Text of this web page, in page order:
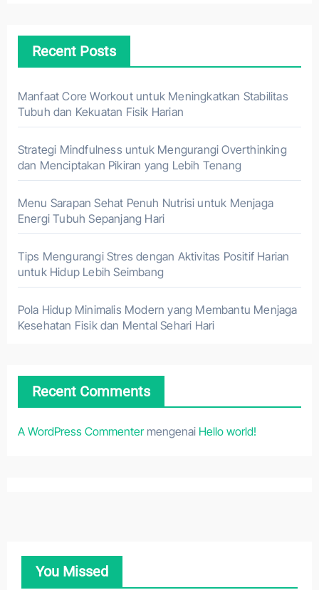
Recent Posts
Manfaat Core Workout untuk Meningkatkan Stabilitas
Tubuh dan Kekuatan Fisik Harian
Strategi Mindfulness untuk Mengurangi Overthinking
dan Menciptakan Pikiran yang Lebih Tenang
Menu Sarapan Sehat Penuh Nutrisi untuk Menjaga
Energi Tubuh Sepanjang Hari
Tips Mengurangi Stres dengan Aktivitas Positif Harian
untuk Hidup Lebih Seimbang
Pola Hidup Minimalis Modern yang Membantu Menjaga
Kesehatan Fisik dan Mental Sehari Hari
Recent Comments
A WordPress Commentermengenai Hello world!
You Missed